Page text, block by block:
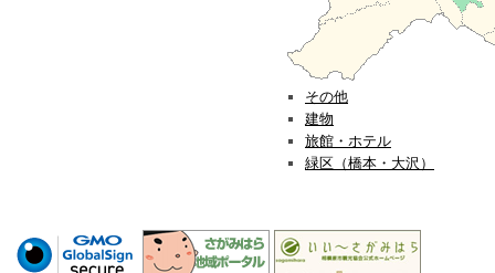
その他
建物
旅館・ホテル
緑区（橋本・大沢）